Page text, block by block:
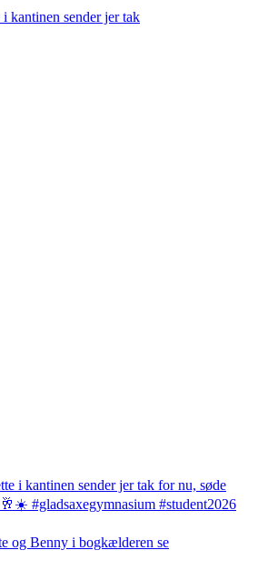
i kantinen sender jer tak
og Benny i bogkælderen se